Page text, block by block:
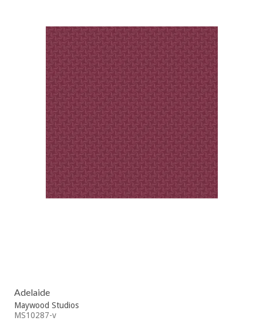
Adelaide
Maywood Studios
MS10287-v